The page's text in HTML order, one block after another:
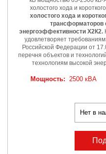
холостого хода и
холостого хода и
трансформаторов
энергоэффективности Х2К2.
удовлетворяет
Российской Федерации от
перечня объектов и
технологиям высокой
Мощность: 2500 кВА
Нет в